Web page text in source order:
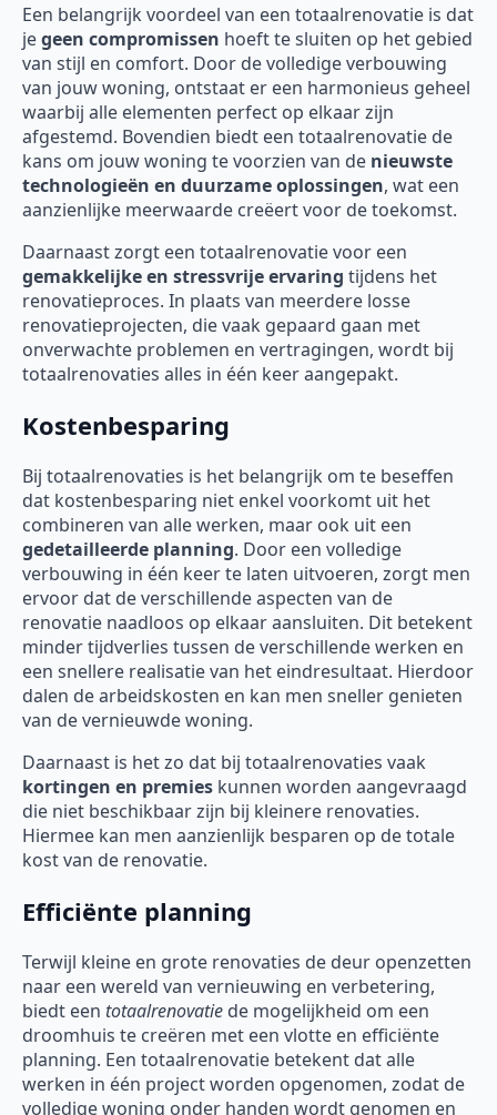
Een belangrijk voordeel van een totaalrenovatie is dat
jegeen compromissen hoeft te sluiten op het gebied
van stijl en comfort. Door de volledige verbouwing
van jouw woning, ontstaat er een harmonieus geheel
waarbij alle elementen perfect op elkaar zijn
afgestemd. Bovendien biedt een totaalrenovatie de
kans om jouw woning te voorzien van de nieuwste
technologieën en duurzame oplossingen, wat een
aanzienlijke meerwaarde creëert voor de toekomst.
Daarnaast zorgt een totaalrenovatie voor een
gemakkelijke en stressvrije ervaring tijdens het
renovatieproces. In plaats van meerdere losse
renovatieprojecten, die vaak gepaard gaan met
onverwachte problemen en vertragingen, wordt bij
totaalrenovaties alles in één keer aangepakt.
Kostenbesparing
Bij totaalrenovaties is het belangrijk om te beseffen
dat kostenbesparing niet enkel voorkomt uit het
combineren van alle werken, maar ook uit een
gedetailleerde planning. Door een volledige
verbouwing in één keer te laten uitvoeren, zorgt men
ervoor dat de verschillende aspecten van de
renovatie naadloos op elkaar aansluiten. Dit betekent
minder tijdverlies tussen de verschillende werken en
een snellere realisatie van het eindresultaat. Hierdoor
dalen de arbeidskosten en kan men sneller genieten
van de vernieuwde woning.
Daarnaast is het zo dat bij totaalrenovaties vaak
kortingen en premies kunnen worden aangevraagd
die niet beschikbaar zijn bij kleinere renovaties.
Hiermee kan men aanzienlijk besparen op de totale
kost van de renovatie.
Efficiënte planning
Terwijl kleine en grote renovaties de deur openzetten
naar een wereld van vernieuwing en verbetering,
biedt een totaalrenovatie de mogelijkheid om een
droomhuis te creëren met een vlotte en efficiënte
planning. Een totaalrenovatie betekent dat alle
werken in één project worden opgenomen, zodat de
volledige woning onder handen wordt genomen en